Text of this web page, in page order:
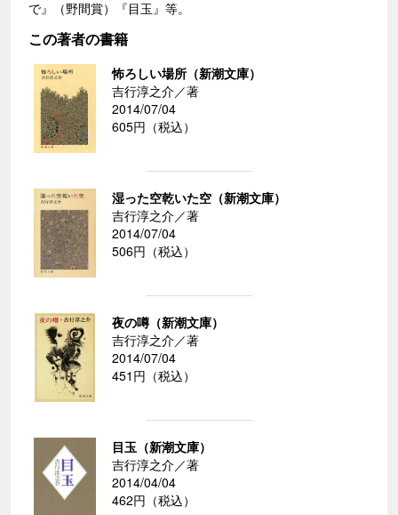
で』（野間賞）『目玉』等。
この著者の書籍
怖ろしい場所（新潮文庫）
吉行淳之介／著
2014/07/04
605円（税込）
湿った空乾いた空（新潮文庫）
吉行淳之介／著
2014/07/04
506円（税込）
夜の噂（新潮文庫）
吉行淳之介／著
2014/07/04
451円（税込）
目玉（新潮文庫）
吉行淳之介／著
2014/04/04
462円（税込）